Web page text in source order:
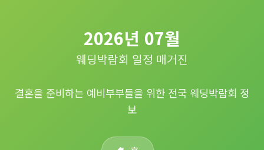
2026년 07월
웨딩박람회 일정 매거진
결혼을 준비하는 예비부부들을 위한 전국 웨딩박람회 정
보